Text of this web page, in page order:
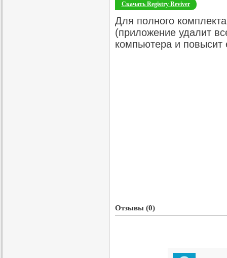
Скачать Registry Reviver
Для полного
(приложение удалит
компьютера и повысит
Отзывы (0)